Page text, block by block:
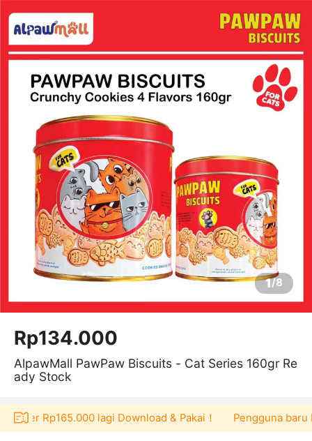
1/8
Rp134.000
AlpawMall PawPaw Biscuits - Cat Series 160gr Re
ady Stock
Rp165.000 lagi Download & Pakai！ Pengguna baru